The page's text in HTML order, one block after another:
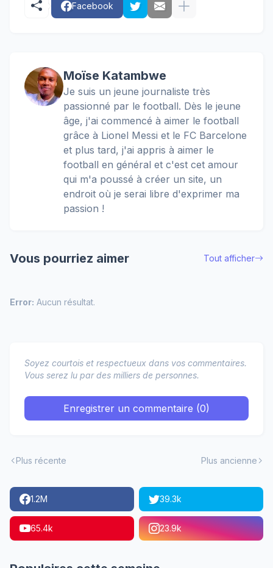
Facebook
Moïse Katambwe
Je suis un jeune journaliste très
passionné par le football. Dès le jeune
âge, j'ai commencé à aimer le football
grâce à Lionel Messi et le FC Barcelone
et plus tard, j'ai appris à aimer le
football en général et c'est cet amour
qui m'a poussé à créer un site, un
endroit où je serai libre d'exprimer ma
passion !
Vous pourriez aimer Tout afficher
Error: Aucun résultat.
Soyez courtois et respectueux dans vos commentaires.
Vous serez lu par des milliers de personnes.
Enregistrer un commentaire (0)
Plus récente Plus ancienne
1.2M 39.3k
65.4k 23.9k